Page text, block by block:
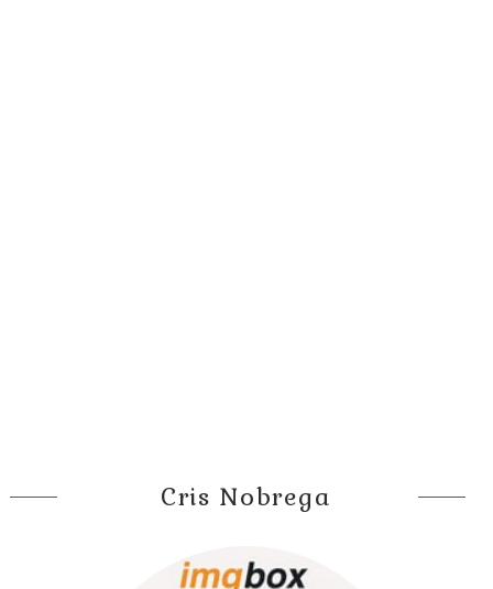
Cris Nobrega